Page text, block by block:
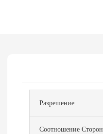
Разрешение
Соотношение Сторон